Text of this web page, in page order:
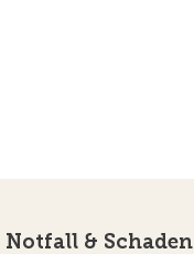
Notfall & Schaden